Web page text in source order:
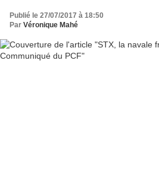
Publié le 27/07/2017 à 18:50
Par Véronique Mahé